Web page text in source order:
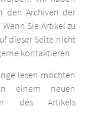
den Archiven der
Sie Artikel zu
dieser Seite nicht
kontaktieren.
lesen möchten
in einem neuen
des Artikels